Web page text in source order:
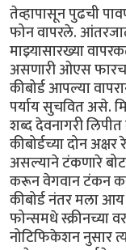
तेव्हापासून पुढची
फोन वापरले.
माझ्यासारख्या
असणारी ओएस फारच
कीबोर्ड आपल्या
पर्याय सुचवित असे.
शब्द देवनागरी
कीबोर्डच्या दोन
असल्याने टंकणारे
करून वेगवान टंकन
कीबोर्ड नंतर मला
फोन्समधे स्क्रीनच्या
नोटिफिकेशन नुसार